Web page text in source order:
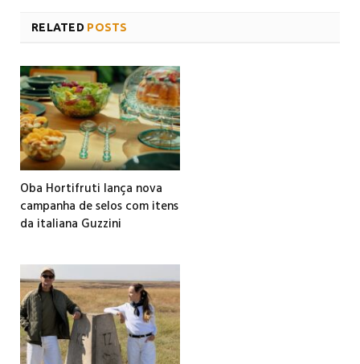
RELATED POSTS
Oba Hortifruti lança nova
campanha de selos com itens
da italiana Guzzini